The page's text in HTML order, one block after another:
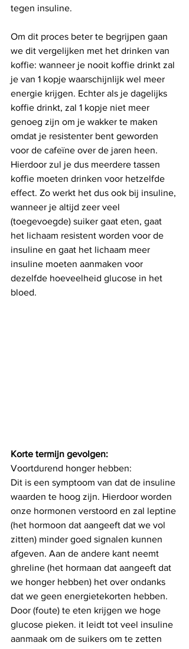
tegen insuline.
Om dit proces beter te begrijpen gaan
we dit vergelijken met het drinken van
koffie: wanneer je nooit koffie drinkt zal
je van 1 kopje waarschijnlijk wel meer
energie krijgen. Echter als je dagelijks
koffie drinkt, zal 1 kopje niet meer
genoeg zijn om je wakker te maken
omdat je resistenter bent geworden
voor de cafeïne over de jaren heen.
Hierdoor zul je dus meerdere tassen
koffie moeten drinken voor hetzelfde
effect. Zo werkt het dus ook bij insuline,
wanneer je altijd zeer veel
(toegevoegde) suiker gaat eten, gaat
het lichaam resistent worden voor de
insuline en gaat het lichaam meer
insuline moeten aanmaken voor
dezelfde hoeveelheid glucose in het
bloed.
Korte termijn gevolgen:
Voortdurend honger hebben:
Dit is een symptoom van dat de insuline
waarden te hoog zijn. Hierdoor worden
onze hormonen verstoord en zal leptine
(het hormoon dat aangeeft dat we vol
zitten) minder goed signalen kunnen
afgeven. Aan de andere kant neemt
ghreline (het hormaan dat aangeeft dat
we honger hebben) het over ondanks
dat we geen energietekorten hebben.
Door (foute) te eten krijgen we hoge
glucose pieken. it leidt tot veel insuline
aanmaak om de suikers om te zetten